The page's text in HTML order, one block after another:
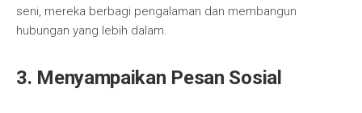
seni, mereka berbagi pengalaman dan membangun
hubungan yang lebih dalam.
3. Menyampaikan Pesan Sosial